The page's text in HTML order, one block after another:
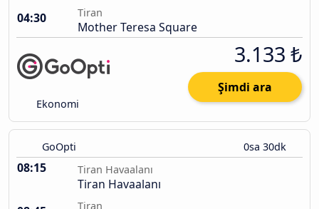
04:30
Tiran
Mother Teresa Square
Ekonomi
3.133 ₺
Şimdi ara
GoOpti 0sa 30dk
08:15 Tiran Havaalanı
Tiran Havaalanı
Tiran